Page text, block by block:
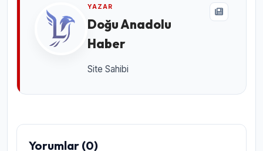
YAZAR
Doğu Anadolu
Haber
Site Sahibi
Yorumlar (0)